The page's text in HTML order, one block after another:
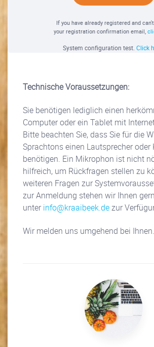
If you have already registered and
your registration confirmation email,
System configuration test. Click
Technische Voraussetzungen:
Sie benötigen lediglich einen
Computer oder ein Tablet mit
Bitte beachten Sie, dass Sie für die
Sprachtons einen Lautsprecher oder
benötigen. Ein Mikrophon ist nicht
hilfreich, um Rückfragen stellen zu
weiteren Fragen zur
zur Anmeldung stehen wir Ihnen
unter info@kraaibeek.dezur
Wir melden uns umgehend bei Ihnen.